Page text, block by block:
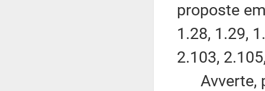
proposte
1.28, 1.29,
2.103,
Avverte,